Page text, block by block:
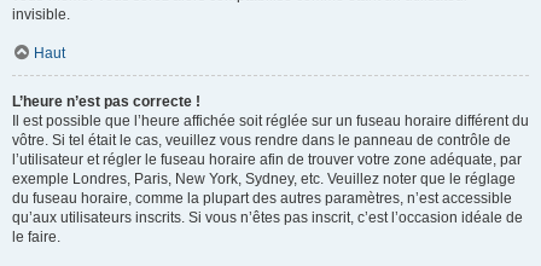
invisible.
Haut
L’heure n’est pas correcte !
Il est possible que l’heure affichée soit réglée sur un fuseau horaire différent du
vôtre. Si tel était le cas, veuillez vous rendre dans le panneau de contrôle de
l’utilisateur et régler le fuseau horaire afin de trouver votre zone adéquate, par
exemple Londres, Paris, New York, Sydney, etc. Veuillez noter que le réglage
du fuseau horaire, comme la plupart des autres paramètres, n’est accessible
qu’aux utilisateurs inscrits. Si vous n’êtes pas inscrit, c’est l’occasion idéale de
le faire.